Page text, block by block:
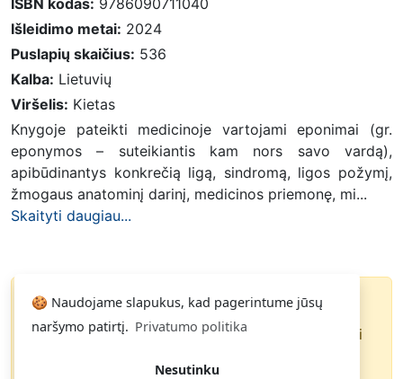
🍪 Naudojame slapukus, kad pagerintume jūsų
naršymo patirtį. Privatumo politika
Nesutinku
Išleidimo metai: 2024
Puslapių skaičius: 536
Kalba: Lietuvių
Viršelis: Kietas
Knygoje pateikti medicinoje vartojami eponimai (gr.
eponymos – suteikiantis kam nors savo vardą),
apibūdinantys konkrečią ligą, sindromą, ligos požymį,
žmogaus anatominį darinį, medicinos priemonę, mi...
Skaityti daugiau...
Knyga parduota
Paspauskite
Noriu ir gausite pranešimą, kai
knyga pasirodys pardavime.